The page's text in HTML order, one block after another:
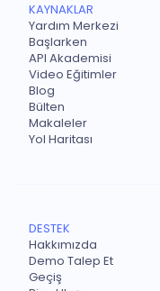
KAYNAKLAR
Yardım Merkezi
Başlarken
API Akademisi
Video Eğitimler
Blog
Bülten
Makaleler
Yol Haritası
DESTEK
Hakkımızda
Demo Talep Et
Geçiş